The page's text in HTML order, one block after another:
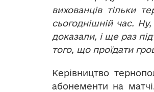
вихованців тільки
сьогоднішній час.
доказали, і ще раз
того, що проїдати
Керівництво
абонементи на